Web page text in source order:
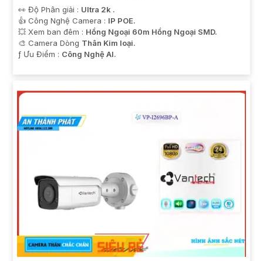
👀 Độ Phân giải : Ultra 2k .
👍 Công Nghệ Camera : IP POE.
💥 Xem ban đêm : Hồng Ngoại 60m Hồng Ngoại SMD.
🎨 Camera Dòng Thân Kim loại.
️ƒ Ưu Điểm : Công Nghệ AI.